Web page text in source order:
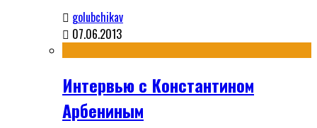
golubchikav
07.06.2013
Интервью с Константином
Арбениным